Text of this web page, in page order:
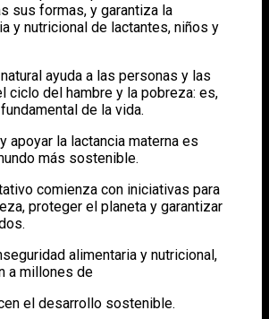
sus formas, y garantiza la
y nutricional de lactantes, niños y
ayuda a las personas y las
ciclo del hambre y la pobreza: es,
de la vida.
apoyar la lactancia materna es
más sostenible.
comienza con iniciativas para
proteger el planeta y garantizar
alimentaria y nutricional,
a millones de
el desarrollo sostenible.